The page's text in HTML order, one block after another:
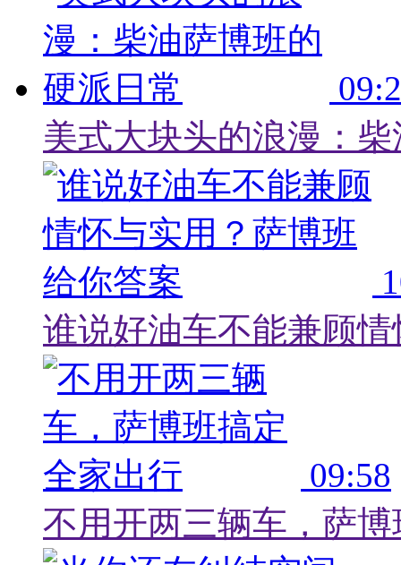
美式大块头的浪漫：
谁说好油车不能兼顾
09:58
不用开两三辆车，萨